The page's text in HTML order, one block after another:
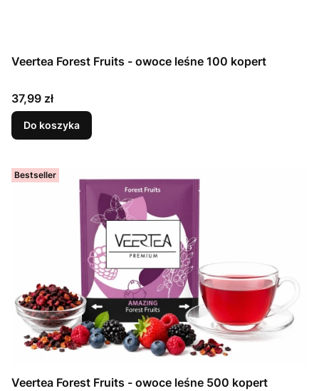
Veertea Forest Fruits - owoce leśne 100 kopert
Cena
37,99 zł
Do koszyka
Bestseller
Veertea Forest Fruits - owoce leśne 500 kopert